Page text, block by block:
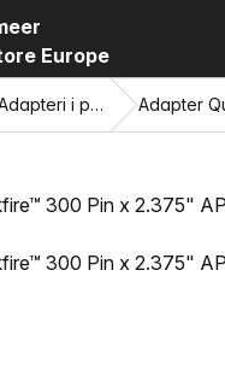
izbornika
Adapteri i privlačne oči